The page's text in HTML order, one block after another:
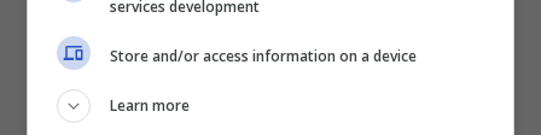
Condanne che stanno arrivando
dall’intero Occidente.
services development
Store and/or access information on a device
Learn more